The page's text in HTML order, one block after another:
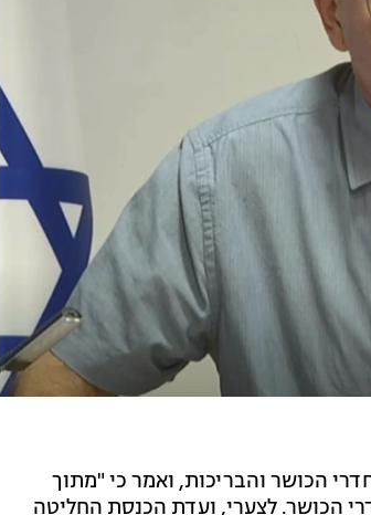
הכושר והבריכות, ואמר כי "מתוך
הכושר. לצערי, ועדת הכנסת החליטה